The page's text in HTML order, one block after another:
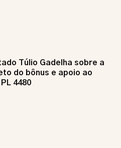
Túlio Gadelha sobre a
do bônus e apoio ao
4480